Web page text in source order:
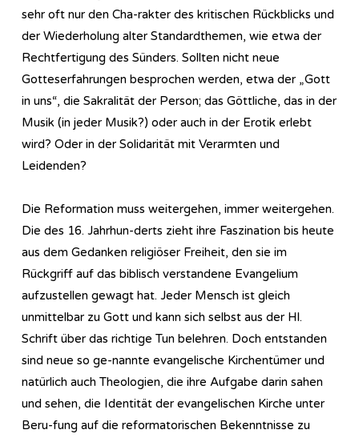
sehr oft nur den Cha-rakter des kritischen Rückblicks und
der Wiederholung alter Standardthemen, wie etwa der
Rechtfertigung des Sünders. Sollten nicht neue
Gotteserfahrungen besprochen werden, etwa der „Gott
in uns“, die Sakralität der Person; das Göttliche, das in der
Musik (in jeder Musik?) oder auch in der Erotik erlebt
wird? Oder in der Solidarität mit Verarmten und
Leidenden?
Die Reformation muss weitergehen, immer weitergehen.
Die des 16. Jahrhun-derts zieht ihre Faszination bis heute
aus dem Gedanken religiöser Freiheit, den sie im
Rückgriff auf das biblisch verstandene Evangelium
aufzustellen gewagt hat. Jeder Mensch ist gleich
unmittelbar zu Gott und kann sich selbst aus der Hl.
Schrift über das richtige Tun belehren. Doch entstanden
sind neue so ge-nannte evangelische Kirchentümer und
natürlich auch Theologien, die ihre Aufgabe darin sahen
und sehen, die Identität der evangelischen Kirche unter
Beru-fung auf die reformatorischen Bekenntnisse zu